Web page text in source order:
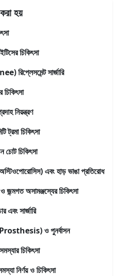
হয়
চিকিৎসা
রিপ্লেসমেন্ট সার্জারি
নিয়ন্ত্রণ
ট্রমা চিকিৎসা
চোট চিকিৎসা
এবং হাড় ভাঙা প্রতিরোধ
জন্মগত অসামঞ্জস্যের চিকিৎসা
এবং সার্জারি
ও পুনর্বাসন
চিকিৎসা
নির্ণয় ও চিকিৎসা